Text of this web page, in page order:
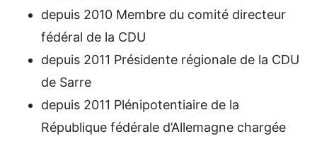
depuis 2010 Membre du comité directeur
fédéral de la CDU
depuis 2011 Présidente régionale de la CDU
de Sarre
depuis 2011 Plénipotentiaire de la
République fédérale d’Allemagne chargée